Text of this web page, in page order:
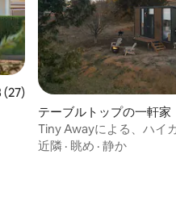
ー27件、5つ星中4.78つ星の平
(27)
テーブルトップの一軒家
Tiny Awayによる、ハイ
ズ・エスケープ
近隣 · 眺め · 静か